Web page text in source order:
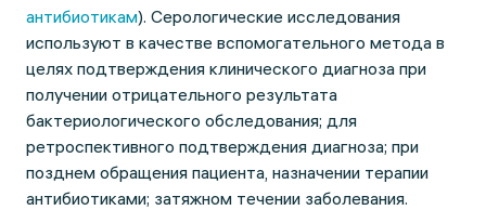
антибиотикам). Серологические исследования
используют в качестве вспомогательного метода в
целях подтверждения клинического диагноза при
получении отрицательного результата
бактериологического обследования; для
ретроспективного подтверждения диагноза; при
позднем обращения пациента, назначении терапии
антибиотиками; затяжном течении заболевания.